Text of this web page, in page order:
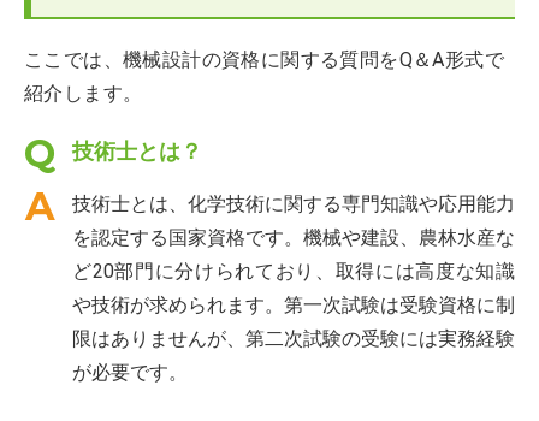
ここでは、機械設計の資格に関する質問をQ＆A形式で
紹介します。
技術士とは？
技術士とは、化学技術に関する専門知識や応用能力
を認定する国家資格です。機械や建設、農林水産な
ど20部門に分けられており、取得には高度な知識
や技術が求められます。第一次試験は受験資格に制
限はありませんが、第二次試験の受験には実務経験
が必要です。